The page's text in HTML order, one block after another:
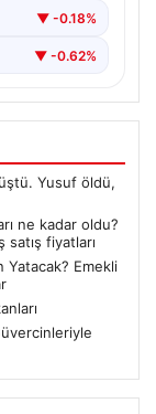
▼ -0.18%
▼ -0.62%
Yusuf öldü,
ne kadar oldu?
satış fiyatları
Yatacak? Emekli